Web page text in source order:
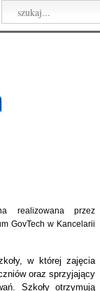
realizowana przez
GovTech w Kancelarii
w której zajęcia
oraz sprzyjający
Szkoły otrzymują